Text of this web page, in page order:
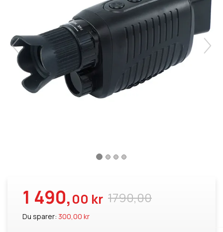
1790,00
1 490,00 kr
Du sparer: 300,00 kr